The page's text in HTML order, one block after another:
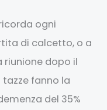
ogni
di calcetto, o a
riunione dopo il
fanno la
del 35%